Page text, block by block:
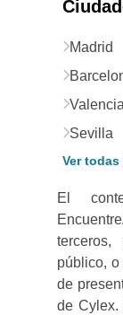
Madrid
Valencia
Sevilla
Ver
El
público,
de
de Cylex.